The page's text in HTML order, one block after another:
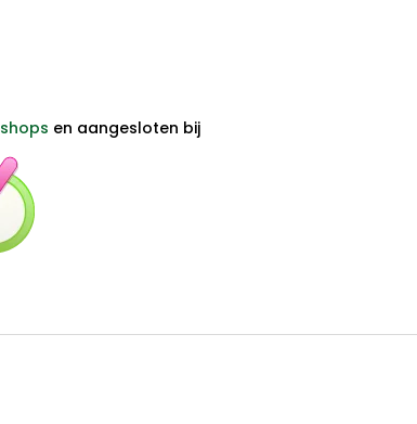
en aangesloten bij